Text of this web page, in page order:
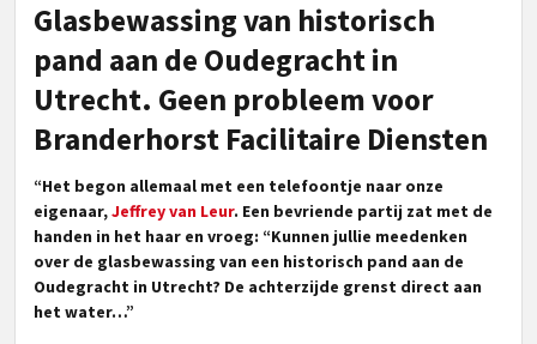
Glasbewassing van historisch
pand aan de Oudegracht in
Utrecht. Geen probleem voor
Branderhorst Facilitaire Diensten
“Het begon allemaal met een telefoontje naar onze
eigenaar,Jeffrey van Leur. Een bevriende partij zat met de
handen in het haar en vroeg: “Kunnen jullie meedenken
over de glasbewassing van een historisch pand aan de
Oudegracht in Utrecht? De achterzijde grenst direct aan
het water…”